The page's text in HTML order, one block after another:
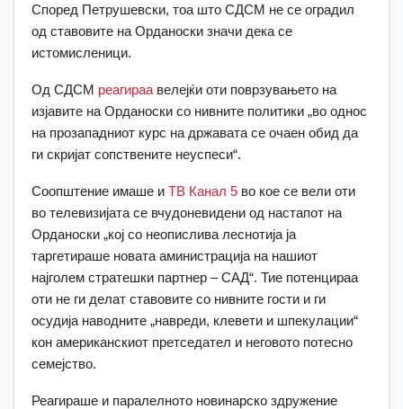
Според Петрушевски, тоа што СДСМ не се оградил
од ставовите на Орданоски значи дека се
истомисленици.
Од СДСМ реагираа велејќи оти поврзувањето на
изјавите на Орданоски со нивните политики „во однос
на прозападниот курс на државата се очаен обид да
ги скријат сопствените неуспеси“.
Соопштение имаше и ТВ Канал 5 во кое се вели оти
во телевизијата се вчудоневидени од настапот на
Орданоски „кој со неопислива леснотија ја
таргетираше новата аминистрација на нашиот
најголем стратешки партнер – САД“. Тие потенцираа
оти не ги делат ставовите со нивните гости и ги
осудија наводните „навреди, клевети и шпекулации“
кон американскиот претседател и неговото потесно
семејство.
Реагираше и паралелното новинарско здружение